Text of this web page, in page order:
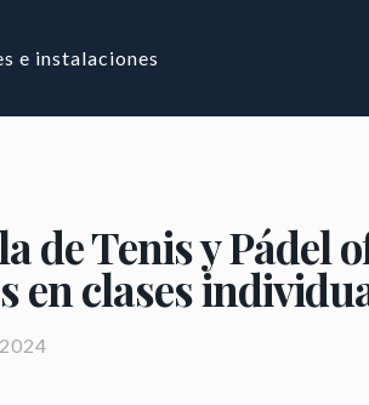
e instalaciones
de Tenis y Pádel
en clases